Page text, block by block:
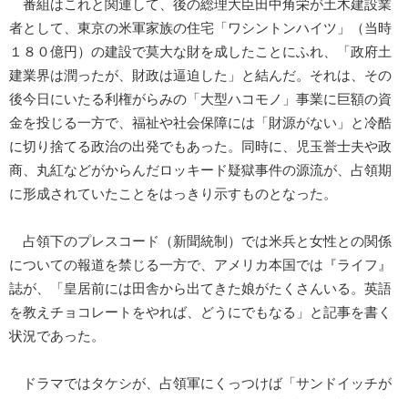
番組はこれと関連して、後の総理大臣田中角栄が土木建設業
者として、東京の米軍家族の住宅「ワシントンハイツ」（当時
１８０億円）の建設で莫大な財を成したことにふれ、「政府土
建業界は潤ったが、財政は逼迫した」と結んだ。それは、その
後今日にいたる利権がらみの「大型ハコモノ」事業に巨額の資
金を投じる一方で、福祉や社会保障には「財源がない」と冷酷
に切り捨てる政治の出発でもあった。同時に、児玉誉士夫や政
商、丸紅などがからんだロッキード疑獄事件の源流が、占領期
に形成されていたことをはっきり示すものとなった。
占領下のプレスコード（新聞統制）では米兵と女性との関係
についての報道を禁じる一方で、アメリカ本国では『ライフ』
誌が、「皇居前には田舎から出てきた娘がたくさんいる。英語
を教えチョコレートをやれば、どうにでもなる」と記事を書く
状況であった。
ドラマではタケシが、占領軍にくっつけば「サンドイッチが